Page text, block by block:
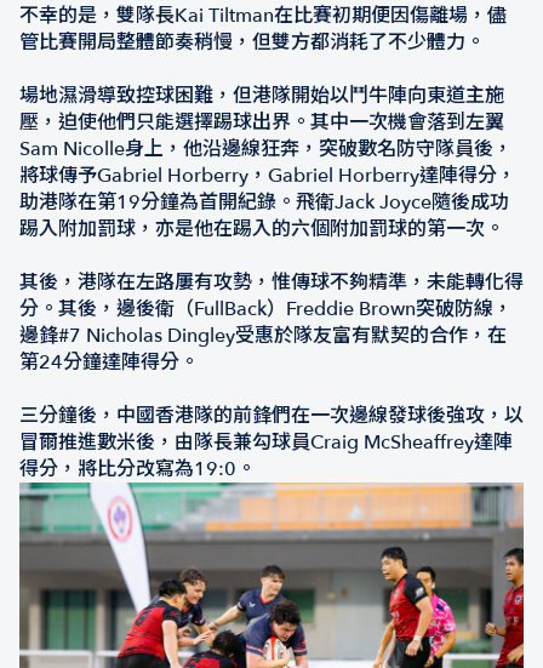
不幸的是，雙隊長Kai Tiltman在比賽初期便因傷離場，儘
管比賽開局整體節奏稍慢，但雙方都消耗了不少體力。
場地濕滑導致控球困難，但港隊開始以鬥牛陣向東道主施
壓，迫使他們只能選擇踢球出界。其中一次機會落到左翼
Sam Nicolle身上，他沿邊線狂奔，突破數名防守隊員後，
將球傳予Gabriel Horberry，Gabriel Horberry達陣得分，
助港隊在第19分鐘為首開紀錄。飛衛Jack Joyce隨後成功
踢入附加罰球，亦是他在踢入的六個附加罰球的第一次。
其後，港隊在左路屢有攻勢，惟傳球不夠精準，未能轉化得
分。其後，邊後衛（FullBack）Freddie Brown突破防線，
邊鋒#7 Nicholas Dingley受惠於隊友富有默契的合作，在
第24分鐘達陣得分。
三分鐘後，中國香港隊的前鋒們在一次邊線發球後強攻，以
冒爾推進數米後，由隊長兼勾球員Craig McSheaffrey達陣
得分，將比分改寫為19:0。